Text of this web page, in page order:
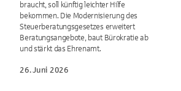
braucht, soll künftig leichter Hilfe
bekommen. Die Modernisierung des
Steuerberatungsgesetzes erweitert
Beratungsangebote, baut Bürokratie ab
und stärkt das Ehrenamt.
26. Juni 2026